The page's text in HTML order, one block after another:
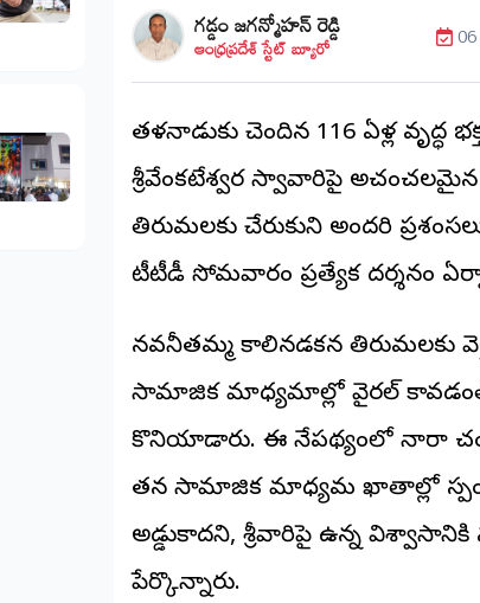
గడ్డం జగన్మోహన్ రెడ్డి
ఆంధ్రప్రదేశ్ స్టేట్ బ్యూరో
తమిళనాడుకు చెందిన 116 ఏళ్ల వృద్ధ
శ్రీవేంకటేశ్వర స్వామివారిపై
తిరుమలకు చేరుకుని అందరి
టీటీడీ సోమవారం ప్రత్యేక దర్శనం
నవనీతమ్మ కాలినడకన తిరుమలకు
సామాజిక మాధ్యమాల్లో వైరల్ కావడంతో
కొనియాడారు. ఈ నేపథ్యంలో నారా
తన సామాజిక మాధ్యమ ఖాతాల్లో
అడ్డుకాదని, శ్రీవారిపై ఉన్న
పేర్కొన్నారు.